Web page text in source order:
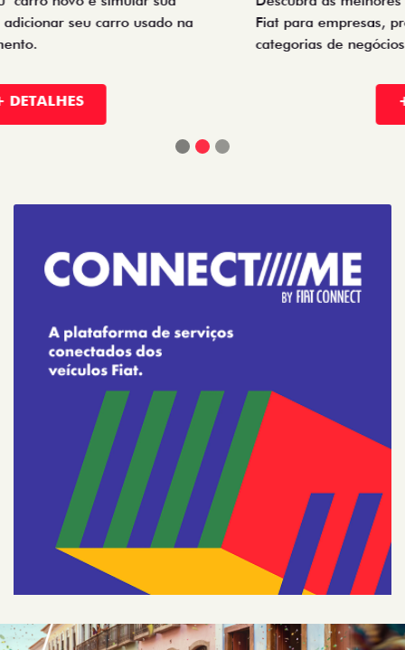
Fiat para empresas, produtores rurais, taxistas e outras
categorias de negócios.